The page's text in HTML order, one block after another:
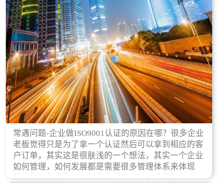
常遇问题-企业做ISO9001认证的原因在哪？很多企业
老板觉得只是为了拿一个认证然后可以拿到相应的客
户订单，其实这是很肤浅的一个想法，其实一个企业
如何管理，如何发展都是需要很多管理体系来体现
的，每天都会有不同的企业创立，但是我们如何去证